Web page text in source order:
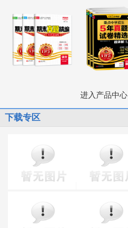
进入产品中心
下载专区